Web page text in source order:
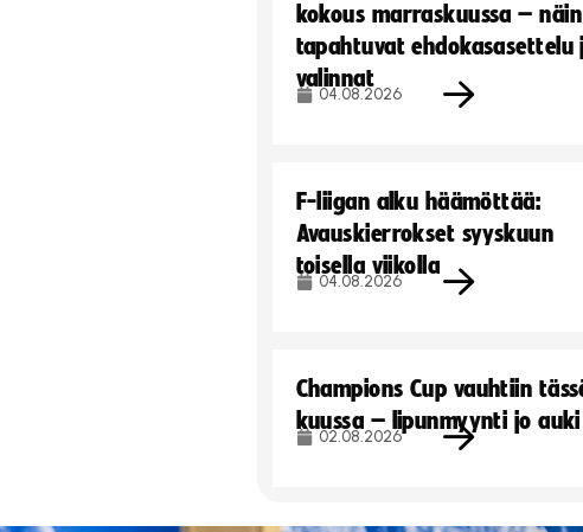
kokous marraskuussa – näin
tapahtuvat ehdokasasettelu
valinnat
04.08.2026
F-liigan alku häämöttää:
Avauskierrokset syyskuun
toisella viikolla
04.08.2026
Champions Cup vauhtiin
kuussa – lipunmyynti jo auki
02.08.2026